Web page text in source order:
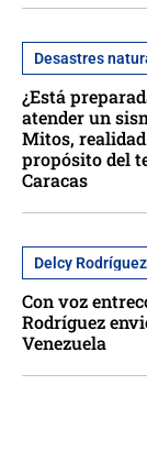
Desastres
¿Está
atender un
Mitos,
propósito del
Caracas
Delcy Rodríguez
Con voz
Rodríguez
Venezuela